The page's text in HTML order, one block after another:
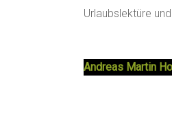
Urlaubslektüre
Andreas Martin